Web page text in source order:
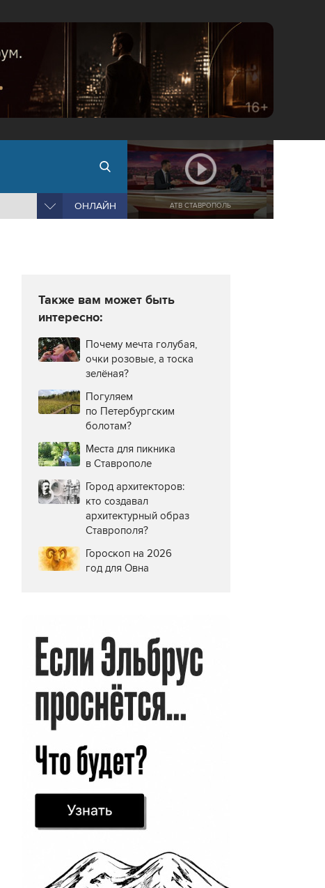
ОНЛАЙН АТВ СТАВРОПОЛЬ
Также вам может быть
интересно:
Почему мечта голубая,
очки розовые, а тоска
зелёная?
Погуляем
по Петербургским
болотам?
Места для пикника
в Ставрополе
Город архитекторов:
кто создавал
архитектурный образ
Ставрополя?
Гороскоп на 2026
год для Овна